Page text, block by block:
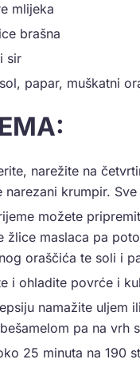
mlijeka
brašna
sir
papar, muškatni
narežite na
narezani krumpir.
možete
žlice maslaca pa
oraščića te soli i
i ohladite povrće i
namažite uljem
pa na vrh
25 minuta na 190